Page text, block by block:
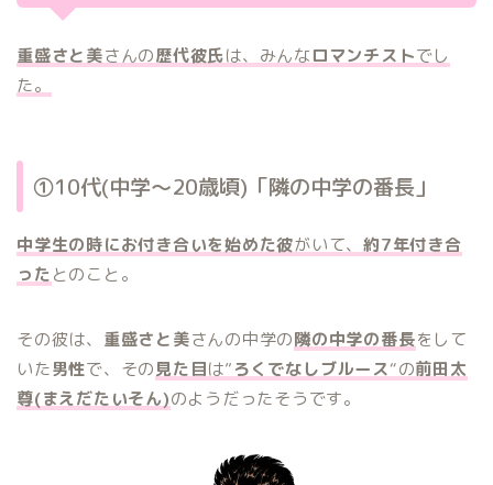
重盛さと美さんの歴代彼氏は、みんなロマンチストでし
た。
①10代(中学〜20歳頃)「隣の中学の番長」
中学生の時にお付き合いを始めた彼がいて、約7年付き合
ったとのこと。
その彼は、 重盛さと美さんの中学の隣の中学の番長をして
いた男性で、その見た目は”ろくでなしブルース“の前田太
尊(まえだたいそん)のようだったそうです。